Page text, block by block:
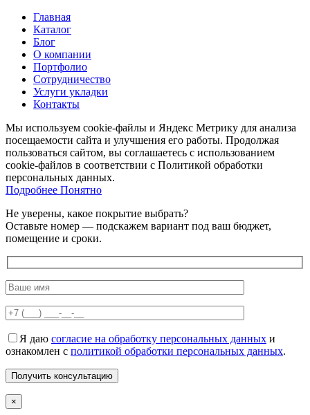
Главная
Каталог
Блог
О компании
Портфолио
Сотрудничество
Услуги укладки
Контакты
Мы используем cookie-файлы и Яндекс Метрику для анализа
посещаемости сайта и улучшения его работы. Продолжая
пользоваться сайтом, вы соглашаетесь с использованием
cookie-файлов в соответствии с Политикой обработки
персональных данных.
Подробнее Подробнее
Понятно
Не уверены, какое покрытие выбрать?
Оставьте номер — подскажем вариант под ваш бюджет,
помещение и сроки.
Я даю согласие на обработку персональных данных и
ознакомлен с политикой обработки персональных данных.
×